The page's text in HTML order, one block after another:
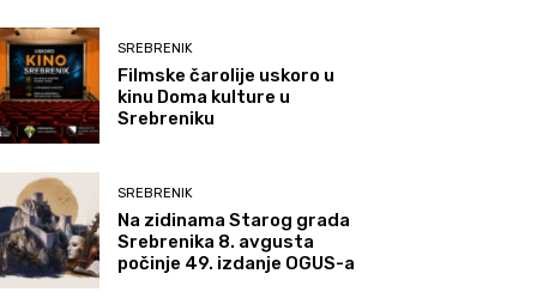
SREBRENIK
Filmske čarolije uskoro u
kinu Doma kulture u
Srebreniku
SREBRENIK
Na zidinama Starog grada
Srebrenika 8. avgusta
počinje 49. izdanje OGUS-a